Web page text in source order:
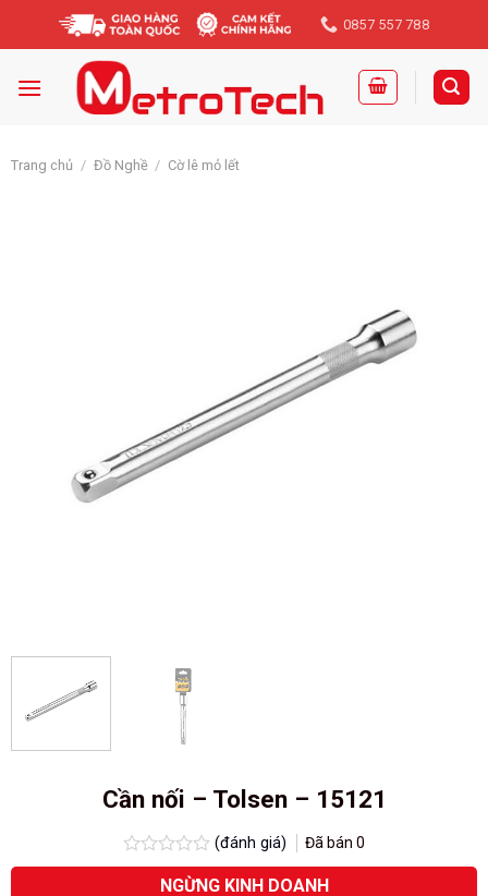
0857 557 788
Trang chủ / Đồ Nghề / Cờ lê mỏ lết
Cần nối – Tolsen – 15121
Được
(đánh giá) Đã bán0
NGỪNG KINH DOANH